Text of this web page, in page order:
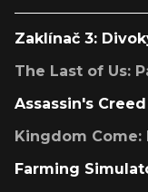
Zaklínač 3:
The Last of Us:
Assassin's
Kingdom Come:
Farming